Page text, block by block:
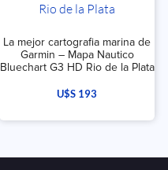
La mejor cartografia marina de
Garmin – Mapa Nautico
Bluechart G3 HD Rio de la Plata
U$S 193